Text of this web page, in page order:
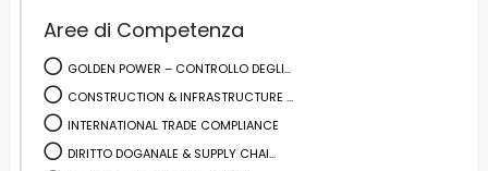
Aree di Competenza
GOLDEN POWER – CONTROLLO DEGLI...
CONSTRUCTION & INFRASTRUCTURE ...
INTERNATIONAL TRADE COMPLIANCE
DIRITTO DOGANALE & SUPPLY CHAI...